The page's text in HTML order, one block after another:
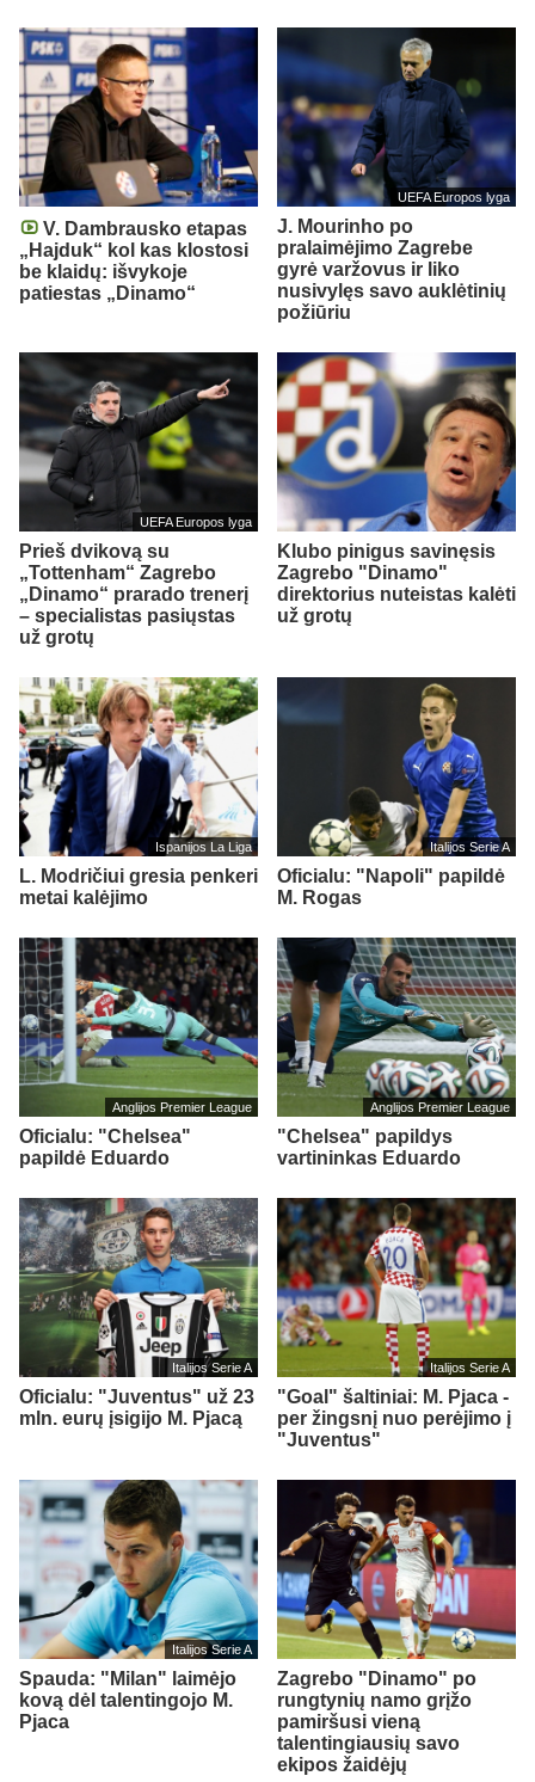
V. Dambrausko etapas
„Hajduk“ kol kas klostosi
be klaidų: išvykoje
patiestas „Dinamo“
UEFA Europos lyga
J. Mourinho po
pralaimėjimo Zagrebe
gyrė varžovus ir liko
nusivylęs savo auklėtinių
požiūriu
UEFA Europos lyga
Prieš dvikovą su
„Tottenham“ Zagrebo
„Dinamo“ prarado trenerį
– specialistas pasiųstas
už grotų
Klubo pinigus savinęsis
Zagrebo "Dinamo"
direktorius nuteistas kalėti
už grotų
Ispanijos La Liga
L. Modričiui gresia penkeri
metai kalėjimo
Italijos Serie A
Oficialu: "Napoli" papildė
M. Rogas
Anglijos Premier League
Oficialu: "Chelsea"
papildė Eduardo
Anglijos Premier League
"Chelsea" papildys
vartininkas Eduardo
Italijos Serie A
Oficialu: "Juventus" už 23
mln. eurų įsigijo M. Pjacą
Italijos Serie A
"Goal" šaltiniai: M. Pjaca -
per žingsnį nuo perėjimo į
"Juventus"
Italijos Serie A
Spauda: "Milan" laimėjo
kovą dėl talentingojo M.
Pjaca
Zagrebo "Dinamo" po
rungtynių namo grįžo
pamiršusi vieną
talentingiausių savo
ekipos žaidėjų